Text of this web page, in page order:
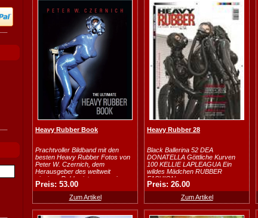
Heavy Rubber Book
Prachtvoller Bildband mit den
besten Heavy Rubber Fotos von
Peter W. Czernich, dem
Herausgeber des weltweit
einzigen Rubberistenmagazins.
Masken und S...
Preis: 53.00
Zum Artikel
Heavy Rubber 28
Black Ballerina 52 DEA
DONATELLA Göttliche Kurven
100 KELLIE LAPLEAGUA Ein
wildes Mädchen RUBBER
FASHION
Preis: 26.00
Zum Artikel